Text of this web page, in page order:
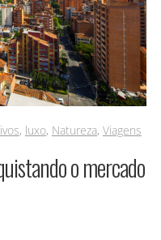
, luxo, Natureza, Viagens
o mercado